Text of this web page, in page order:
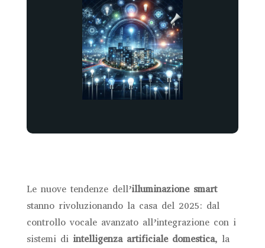
Le nuove tendenze dell’illuminazione smart
stanno rivoluzionando la casa del 2025: dal
controllo vocale avanzato all’integrazione con i
sistemi di intelligenza artificiale domestica, la